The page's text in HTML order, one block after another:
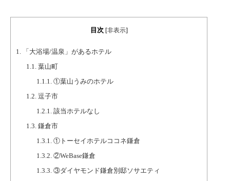
目次 [非表示]
1. 「大浴場/温泉」があるホテル
1.1.葉山町
1.1.1.①葉山うみのホテル
1.2.逗子市
1.2.1.該当ホテルなし
1.3.鎌倉市
1.3.1.①トーセイホテルココネ鎌倉
1.3.2.②WeBase鎌倉
1.3.3.③ダイヤモンド鎌倉別邸ソサエティ